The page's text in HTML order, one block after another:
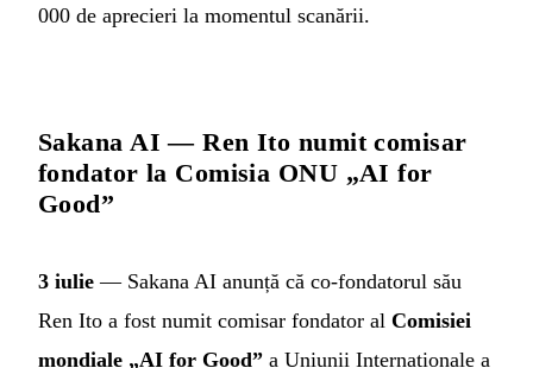
000 de aprecieri la momentul scanării.
Sakana AI — Ren Ito numit comisar
fondator la Comisia ONU „AI for
Good”
3 iulie — Sakana AI anunță că co-fondatorul său
Ren Ito a fost numit comisar fondator al Comisiei
mondiale „AI for Good” a Uniunii Internaționale a